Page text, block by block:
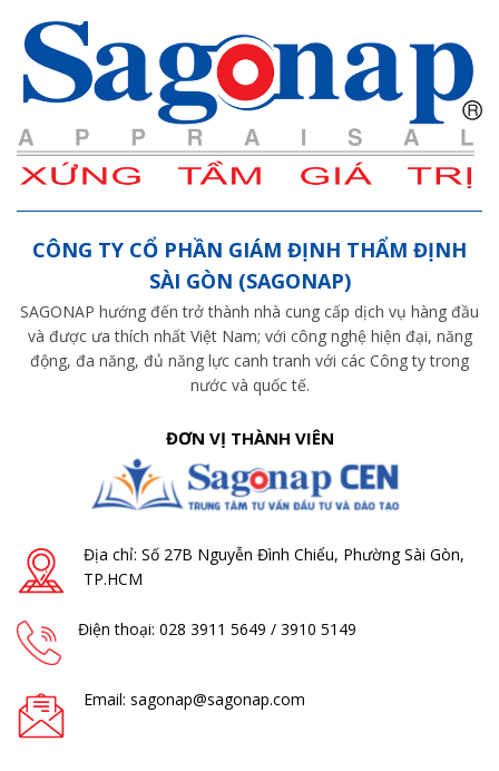
CÔNG TY CỔ PHẦN GIÁM ĐỊNH THẨM ĐỊNH
SÀI GÒN (SAGONAP)
SAGONAP hướng đến trở thành nhà cung cấp dịch vụ hàng đầu
và được ưa thích nhất Việt Nam; với công nghệ hiện đại, năng
động, đa năng, đủ năng lực canh tranh với các Công ty trong
nước và quốc tế.
ĐƠN VỊ THÀNH VIÊN
Địa chỉ: Số 27B Nguyễn Đình Chiểu, Phường Sài Gòn,
TP.HCM
Điện thoại: 028 3911 5649 / 3910 5149
Email: sagonap@sagonap.com